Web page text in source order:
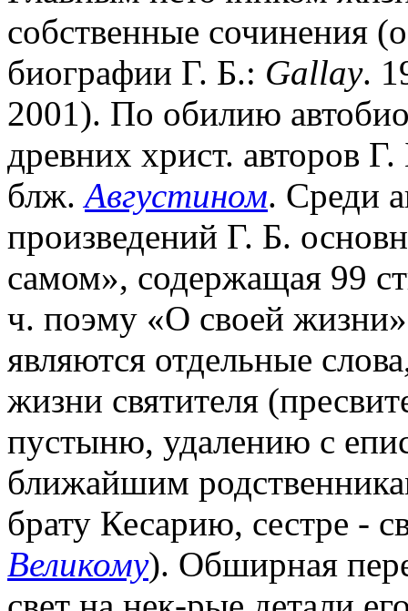
собственные сочинения
биографии Г. Б.: Gallay.
2001). По обилию
древних христ. авторов
блж.Августином. Среди
произведений Г. Б.
самом», содержащая 99
ч. поэму «О своей
являются отдельные
жизни святителя
пустыню, удалению с
ближайшим
брату Кесарию, сестре -
Великому). Обширная